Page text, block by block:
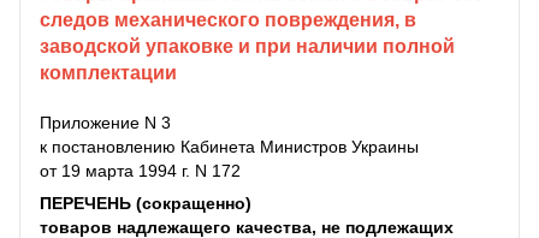
следов механического повреждения, в
заводской упаковке и при наличии полной
комплектации
Приложение N 3
к постановлению Кабинета Министров Украины
от 19 марта 1994 г. N 172
ПЕРЕЧЕНЬ (сокращенно)
товаров надлежащего качества, не подлежащих